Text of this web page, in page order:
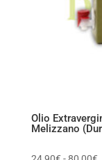
Olio
Melizzano